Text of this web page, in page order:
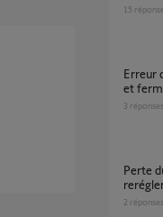
15
erreur communication ? impossible d'ouvrir
et
3 réponses
Perte du réglage du volet, impossible à
2 réponses